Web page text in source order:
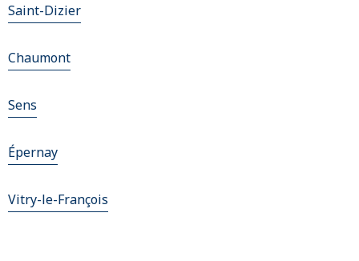
Saint-Dizier
Chaumont
Sens
Épernay
Vitry-le-François